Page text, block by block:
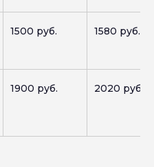
1500 руб. 1580 руб.
1900 руб. 2020 руб.